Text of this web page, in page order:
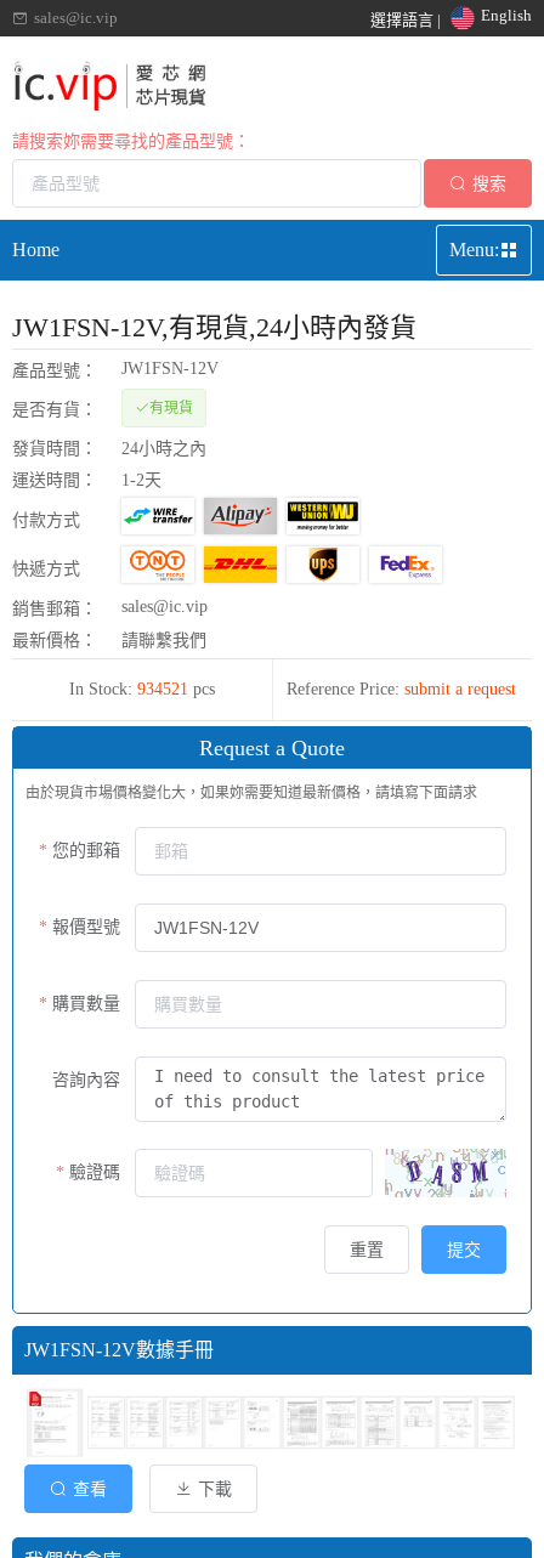
sales@ic.vip 選擇語言 | English
請搜索妳需要尋找的產品型號：
搜索
Home Menu:
JW1FSN-12V,有現貨,24小時內發貨
產品型號： JW1FSN-12V
是否有貨： 有現貨
發貨時間：
24小時之內
運送時間：
1-2天
付款方式
快遞方式
銷售郵箱：
sales@ic.vip
最新價格：
請聯繫我們
In Stock: 934521 pcs Reference Price: submit a request
Request a Quote
由於現貨市場價格變化大，如果妳需要知道最新價格，請填寫下面請求
您的郵箱
報價型號
購買數量
咨詢內容
驗證碼
提交
重置
JW1FSN-12V數據手冊
查看 下載